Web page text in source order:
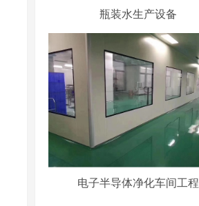
瓶装水生产设备
电子半导体净化车间工程